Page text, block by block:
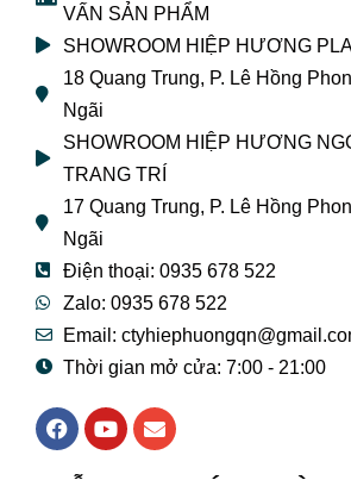
VẤN SẢN PHẨM
SHOWROOM HIỆP HƯƠNG
18 Quang Trung, P. Lê Hồng
Ngãi
SHOWROOM HIỆP HƯƠNG
TRANG TRÍ
17 Quang Trung, P. Lê Hồng
Ngãi
Điện thoại: 0935 678 522
Zalo: 0935 678 522
Email:
Thời gian mở cửa: 7:00 - 21:00
F
a
Y
o
E
n